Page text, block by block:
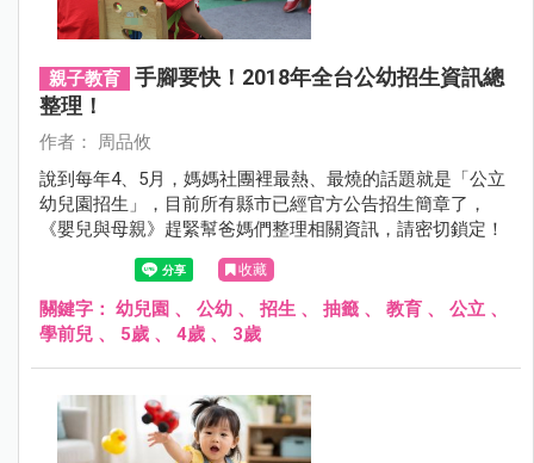
親子教育
手腳要快！2018年全台公幼招生資訊總
整理！
作者： 周品攸
說到每年4、5月，媽媽社團裡最熱、最燒的話題就是「公立
幼兒園招生」，目前所有縣市已經官方公告招生簡章了，
《嬰兒與母親》趕緊幫爸媽們整理相關資訊，請密切鎖定！
收藏
關鍵字： 幼兒園 、 公幼 、 招生 、 抽籤 、 教育 、 公立 、
學前兒 、 5歲 、 4歲 、 3歲